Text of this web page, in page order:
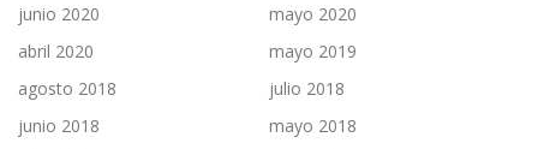
junio 2020
mayo 2020
abril 2020
mayo 2019
agosto 2018
julio 2018
junio 2018
mayo 2018